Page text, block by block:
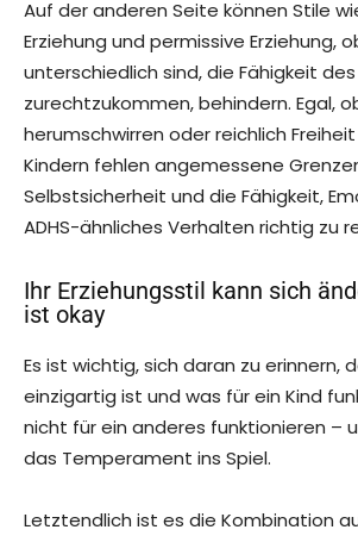
Auf der anderen Seite können Stile
Erziehung und permissive Erziehung,
unterschiedlich sind, die Fähigkeit
zurechtzukommen, behindern. Egal,
herumschwirren oder reichlich
Kindern fehlen angemessene
Selbstsicherheit und die Fähigkeit,
ADHS-ähnliches Verhalten richtig zu
Ihr Erziehungsstil kann sich
ist okay
Es ist wichtig, sich daran zu erinnern,
einzigartig ist und was für ein Kind
nicht für ein anderes funktionieren –
das Temperament ins Spiel.
Letztendlich ist es die Kombination